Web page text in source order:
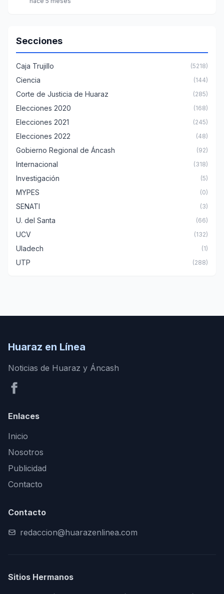
Secciones
Caja Trujillo (5218)
Ciencia (144)
Corte de Justicia de Huaraz (285)
Elecciones 2020 (168)
Elecciones 2021 (245)
Elecciones 2022 (48)
Gobierno Regional de Áncash (92)
Internacional (318)
Investigación (5)
MYPES (0)
SENATI (3)
U. del Santa (66)
UCV (132)
Uladech (1)
UTP (288)
Huaraz en Línea
Noticias de Huaraz y Áncash
Enlaces
Inicio
Nosotros
Publicidad
Contacto
Contacto
redaccion@huarazenlinea.com
Sitios Hermanos